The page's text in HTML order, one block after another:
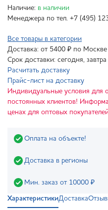
Наличие: в наличии
Менеджера по тел. +7 (495)
Все товары в категории
Доставка: от 5400 ₽ по Москве
Срок доставки: сегодня, завтра
Расчитать доставку
Прайс-лист на доставку
Индивидуальные условия для
постоянных клиентов!
ценах для оптовых
Оплата на объекте!
Доставка в регионы
Мин. заказ от 10000 ₽
ХарактеристикиДоставка